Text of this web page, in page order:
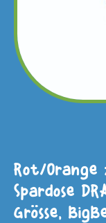
Rot/Orange
Spardose
Grösse,